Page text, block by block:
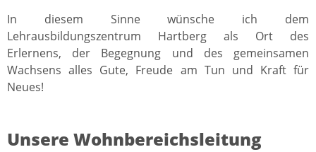
In diesem Sinne wünsche ich dem
Lehrausbildungszentrum Hartberg als Ort des
Erlernens, der Begegnung und des gemeinsamen
Wachsens alles Gute, Freude am Tun und Kraft für
Neues!
Unsere Wohnbereichsleitung